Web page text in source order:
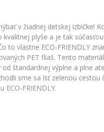
v žiadnej detskej izbičke!
plyše a je tak
to vlastne ECO-FRIENDLY
PET fliaš. Tento
štandardnej výplne a plne
sme sa ísť zelenou cestou
FRIENDLY.